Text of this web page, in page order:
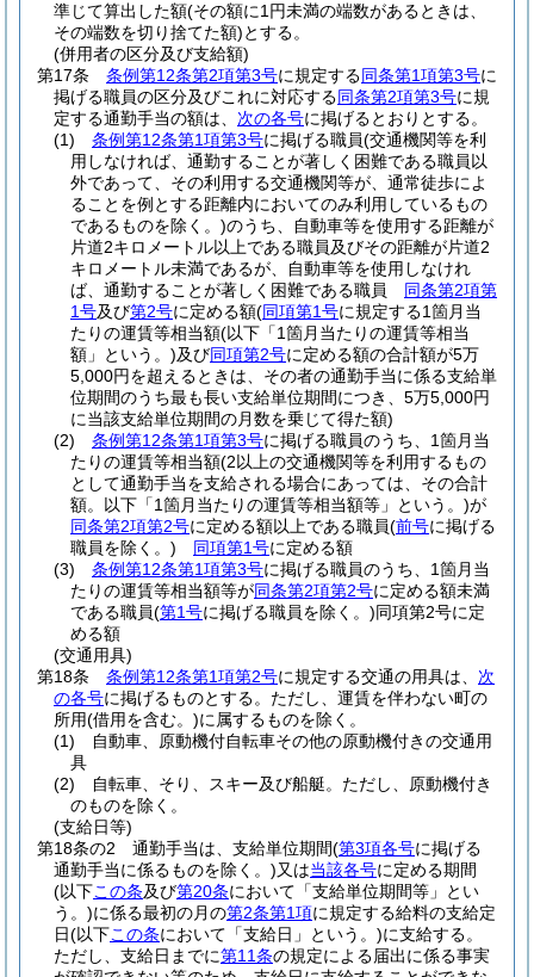
準じて算出した額(その額に1円未満の端数があるときは、
その端数を切り捨てた額)とする。
(併用者の区分及び支給額)
第17条
条例第12条第2項第3号に規定する同条第1項第3号に
掲げる職員の区分及びこれに対応する同条第2項第3号に規
定する通勤手当の額は、 次の各号に掲げるとおりとする。
(1)
条例第12条第1項第3号に掲げる職員(交通機関等を利
用しなければ、通勤することが著しく困難である職員以
外であって、その利用する交通機関等が、通常徒歩によ
ることを例とする距離内においてのみ利用しているもの
であるものを除く。)のうち、自動車等を使用する距離が
片道2キロメートル以上である職員及びその距離が片道2
キロメートル未満であるが、自動車等を使用しなけれ
ば、通勤することが著しく困難である職員 同条第2項第
1号及び第2号に定める額(同項第1号に規定する1箇月当
たりの運賃等相当額(以下「1箇月当たりの運賃等相当
額」という。)及び同項第2号に定める額の合計額が5万
5,000円を超えるときは、その者の通勤手当に係る支給単
位期間のうち最も長い支給単位期間につき、5万5,000円
に当該支給単位期間の月数を乗じて得た額)
(2)
条例第12条第1項第3号に掲げる職員のうち、1箇月当
たりの運賃等相当額(2以上の交通機関等を利用するもの
として通勤手当を支給される場合にあっては、その合計
額。以下「1箇月当たりの運賃等相当額等」という。)が
同条第2項第2号に定める額以上である職員(前号に掲げる
職員を除く。)
同項第1号に定める額
(3)
条例第12条第1項第3号に掲げる職員のうち、1箇月当
たりの運賃等相当額等が同条第2項第2号に定める額未満
である職員(第1号に掲げる職員を除く。)同項第2号に定
める額
(交通用具)
第18条
条例第12条第1項第2号に規定する交通の用具は、 次
の各号に掲げるものとする。 ただし、運賃を伴わない町の
所用(借用を含む。)に属するものを除く。
(1)
自動車、原動機付自転車その他の原動機付きの交通用
具
(2)
自転車、そり、スキー及び船艇。 ただし、原動機付き
のものを除く。
(支給日等)
第18条の2
通勤手当は、支給単位期間(第3項各号に掲げる
通勤手当に係るものを除く。)又は当該各号に定める期間
(以下この条及び第20条において「支給単位期間等」とい
う。)に係る最初の月の第2条第1項に規定する給料の支給定
日(以下この条において「支給日」という。)に支給する。
ただし、支給日までに第11条の規定による届出に係る事実